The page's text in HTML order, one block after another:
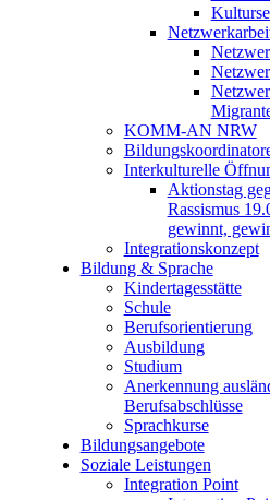
KOMM-AN NRW
Interkulturelle
Aktionstag
Rassismus
gewinnt,
Integrationskonzept
Bildung & Sprache
Kindertagesstätte
Schule
Berufsorientierung
Ausbildung
Studium
Anerkennung
Berufsabschlüsse
Sprachkurse
Bildungsangebote
Soziale Leistungen
Integration Point